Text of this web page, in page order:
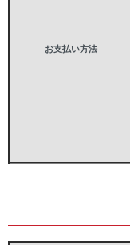
お支払い方法